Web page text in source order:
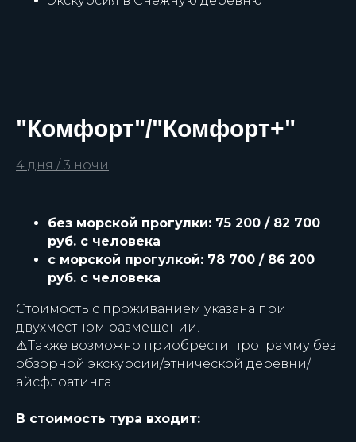
"Комфорт"/"Комфорт+"
4 дня / 3 ночи
без морской прогулки: 75 200 / 82 700
руб. с человека
с морской прогулкой: 78 700 / 86 200
руб. с человека
Стоимость с проживанием указана при
двухместном размещении.
⚠️Также возможно приобрести программу без
обзорной экскурсии/этнической деревни/
айсфлоатинга
В стоимость тура входит: